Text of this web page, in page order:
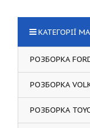
КАТЕГОРІЇ
РОЗБОРКА
РОЗБОРКА
РОЗБОРКА